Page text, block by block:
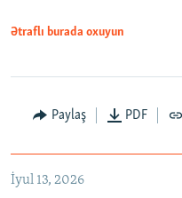
Ətraflı burada oxuyun
Paylaş PDF
İyul 13, 2026